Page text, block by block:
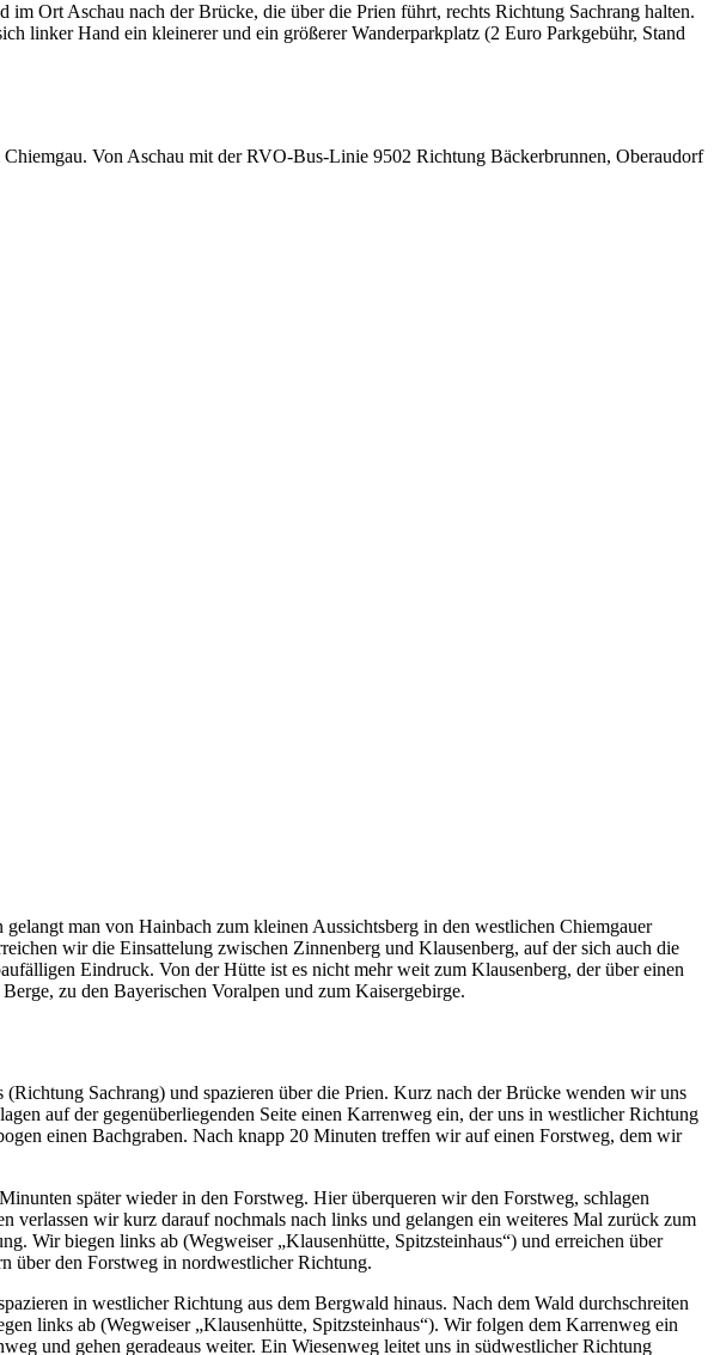
Ort Aschau nach der Brücke, die über die Prien führt, rechts Richtung Sachrang halten.
linker Hand ein kleinerer und ein größerer Wanderparkplatz (2 Euro Parkgebühr, Stand
Von Aschau mit der RVO-Bus-Linie 9502 Richtung Bäckerbrunnen, Oberaudorf
man von Hainbach zum kleinen Aussichtsberg in den westlichen Chiemgauer
wir die Einsattelung zwischen Zinnenberg und Klausenberg, auf der sich auch die
Eindruck. Von der Hütte ist es nicht mehr weit zum Klausenberg, der über einen
zu den Bayerischen Voralpen und zum Kaisergebirge.
Sachrang) und spazieren über die Prien. Kurz nach der Brücke wenden wir uns
auf der gegenüberliegenden Seite einen Karrenweg ein, der uns in westlicher Richtung
einen Bachgraben. Nach knapp 20 Minuten treffen wir auf einen Forstweg, dem wir
später wieder in den Forstweg. Hier überqueren wir den Forstweg, schlagen
wir kurz darauf nochmals nach links und gelangen ein weiteres Mal zurück zum
Wir biegen links ab (Wegweiser „Klausenhütte, Spitzsteinhaus“) und erreichen über
über den Forstweg in nordwestlicher Richtung.
in westlicher Richtung aus dem Bergwald hinaus. Nach dem Wald durchschreiten
links ab (Wegweiser „Klausenhütte, Spitzsteinhaus“). Wir folgen dem Karrenweg ein
und gehen geradeaus weiter. Ein Wiesenweg leitet uns in südwestlicher Richtung